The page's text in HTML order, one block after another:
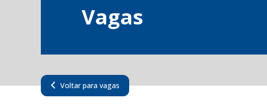
Vagas
Voltar para vagas